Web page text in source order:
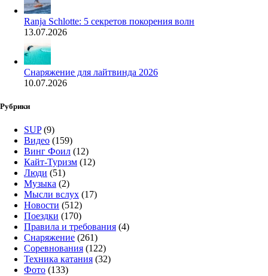
Ranja Schlotte: 5 секретов покорения волн
13.07.2026
Снаряжение для лайтвинда 2026
10.07.2026
Рубрики
SUP(9)
Видео (159)
Винг Фоил (12)
Кайт-Туризм (12)
Люди (51)
Музыка (2)
Мысли вслух (17)
Новости (512)
Поездки (170)
Правила и требования (4)
Снаряжение (261)
Соревнования (122)
Техника катания (32)
Фото (133)